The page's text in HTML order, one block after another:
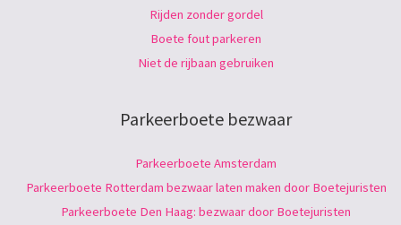
Rijden zonder gordel
Boete fout parkeren
Niet de rijbaan gebruiken
Parkeerboete bezwaar
Parkeerboete Amsterdam
Parkeerboete Rotterdam bezwaar laten maken door Boetejuristen
Parkeerboete Den Haag: bezwaar door Boetejuristen